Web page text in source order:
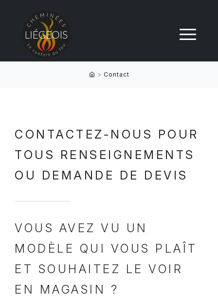
> Contact
CONTACTEZ-NOUS POUR
TOUS RENSEIGNEMENTS
OU DEMANDE DE DEVIS
VOUS AVEZ VU UN
MODÈLE QUI VOUS PLAÎT
ET SOUHAITEZ LE VOIR
EN MAGASIN ?